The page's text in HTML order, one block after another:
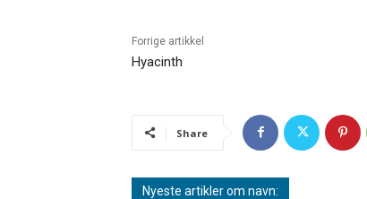
Forrige artikkel
Hyacinth
Share
Nyeste artikler om navn: